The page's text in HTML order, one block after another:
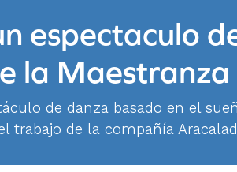
espectaculo
la Maestranza
de danza basado en el
trabajo de la compañía